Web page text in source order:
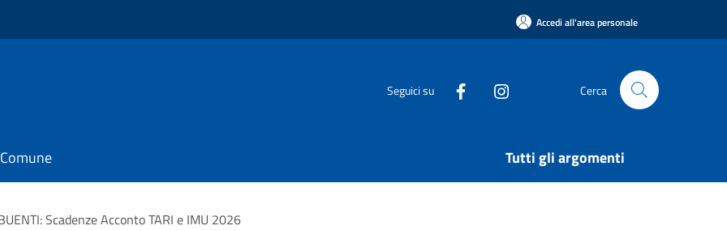
Accedi all'area personale
Seguici su Cerca
Tutti gli argomenti
Scadenze Acconto TARI e IMU 2026